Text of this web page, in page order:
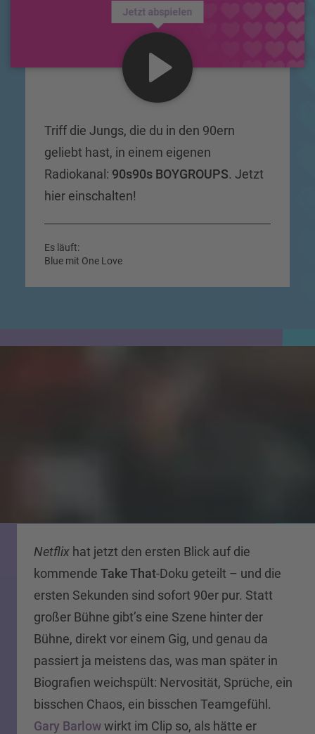
Jetzt abspielen
Triff die Jungs, die du in den 90ern
geliebt hast, in einem eigenen
Radiokanal: 90s90s BOYGROUPS. Jetzt
hier einschalten!
Es läuft:
Blue mit One Love
Netflix hat jetzt den ersten Blick auf die
kommende Take That-Doku geteilt – und die
ersten Sekunden sind sofort 90er pur. Statt
großer Bühne gibt’s eine Szene hinter der
Bühne, direkt vor einem Gig, und genau da
passiert ja meistens das, was man später in
Biografien weichspült: Nervosität, Sprüche, ein
bisschen Chaos, ein bisschen Teamgefühl.
Gary Barlowwirkt im Clip so, als hätte er